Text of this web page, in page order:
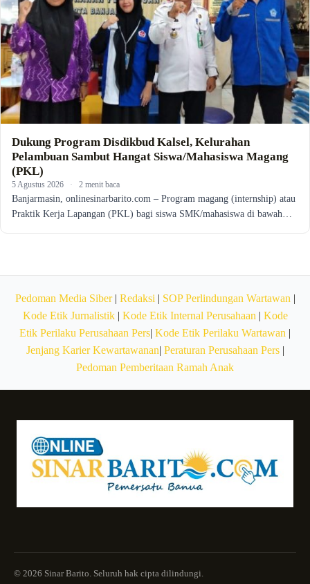
Dukung Program Disdikbud Kalsel, Kelurahan
Pelambuan Sambut Hangat Siswa/Mahasiswa Magang
(PKL)
5 Agustus 2026 · 2 menit baca
Banjarmasin, onlinesinarbarito.com – Program magang (internship) atau
Praktik Kerja Lapangan (PKL) bagi siswa SMK/mahasiswa di bawah…
Pedoman Media Siber| Redaksi | SOP Perlindungan Wartawan |
Kode Etik Jurnalistik| Kode Etik Internal Perusahaan | Kode
Etik Perilaku Perusahaan Pers| Kode Etik Perilaku Wartawan |
Jenjang Karier Kewartawanan| Peraturan Perusahaan Pers|
Pedoman Pemberitaan Ramah Anak
© 2026 Sinar Barito. Seluruh hak cipta dilindungi.